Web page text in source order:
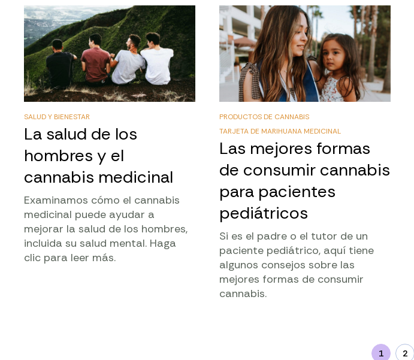
SALUD Y BIENESTAR
La salud de los
hombres y el
cannabis medicinal
Examinamos cómo el cannabis
medicinal puede ayudar a
mejorar la salud de los hombres,
incluida su salud mental. Haga
clic para leer más.
PRODUCTOS DE CANNABIS
TARJETA DE MARIHUANA MEDICINAL
Las mejores formas
de consumir cannabis
para pacientes
pediátricos
Si es el padre o el tutor de un
paciente pediátrico, aquí tiene
algunos consejos sobre las
mejores formas de consumir
cannabis.
1 2